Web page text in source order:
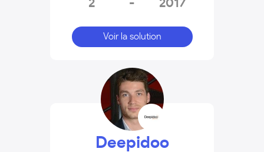
2 - 2017
Voir la solution
Deepidoo